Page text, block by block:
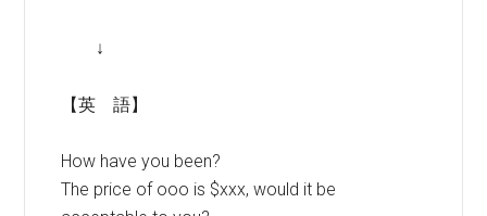
↓
【英 語】
How have you been?
The price of ooo is $xxx, would it be